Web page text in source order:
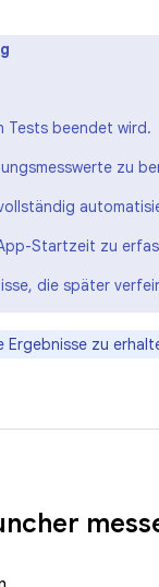
Tests beendet wird.
zu
Startzeit zu
die später
Ergebnisse zu